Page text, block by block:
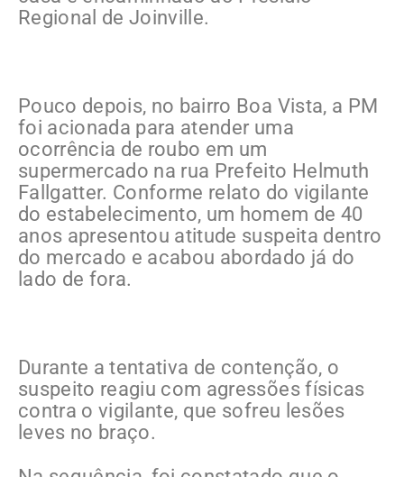
Regional de Joinville.
Pouco depois, no bairro Boa Vista, a PM
foi acionada para atender uma
ocorrência de roubo em um
supermercado na rua Prefeito Helmuth
Fallgatter. Conforme relato do vigilante
do estabelecimento, um homem de 40
anos apresentou atitude suspeita dentro
do mercado e acabou abordado já do
lado de fora.
Durante a tentativa de contenção, o
suspeito reagiu com agressões físicas
contra o vigilante, que sofreu lesões
leves no braço.